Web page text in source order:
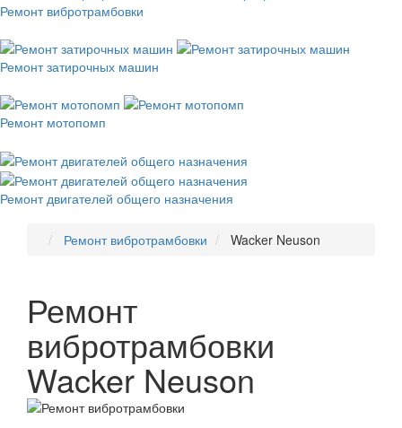
Ремонт вибротрамбовки
Ремонт затирочных машин
Ремонт мотопомп
Ремонт двигателей общего назначения
Ремонт вибротрамбовки Wacker Neuson
Ремонт
вибротрамбовки
Wacker Neuson